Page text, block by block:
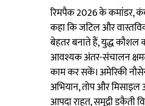
रिमपैक 2026 के कमांडर,
कहा कि जटिल और
बेहतर बनाते हैं, युद्ध
आवश्यक अंतर-संचालन
काम कर सकें। अमेरिकी
अभियान, तोप और मिसाइल
आपदा राहत, समुद्री डकैती